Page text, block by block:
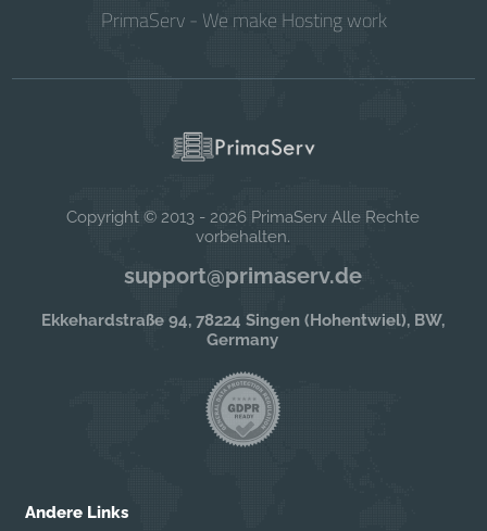
PrimaServ - We make Hosting work
Copyright © 2013 - 2026 PrimaServ Alle Rechte
vorbehalten.
support@primaserv.de
Ekkehardstraße 94, 78224 Singen (Hohentwiel), BW,
Germany
Andere Links